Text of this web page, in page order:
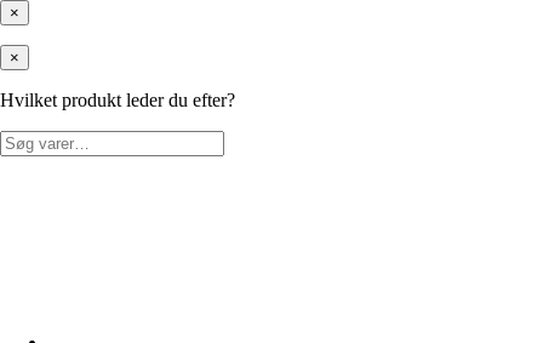
×
×
Hvilket produkt leder du efter?
Søg
efter: